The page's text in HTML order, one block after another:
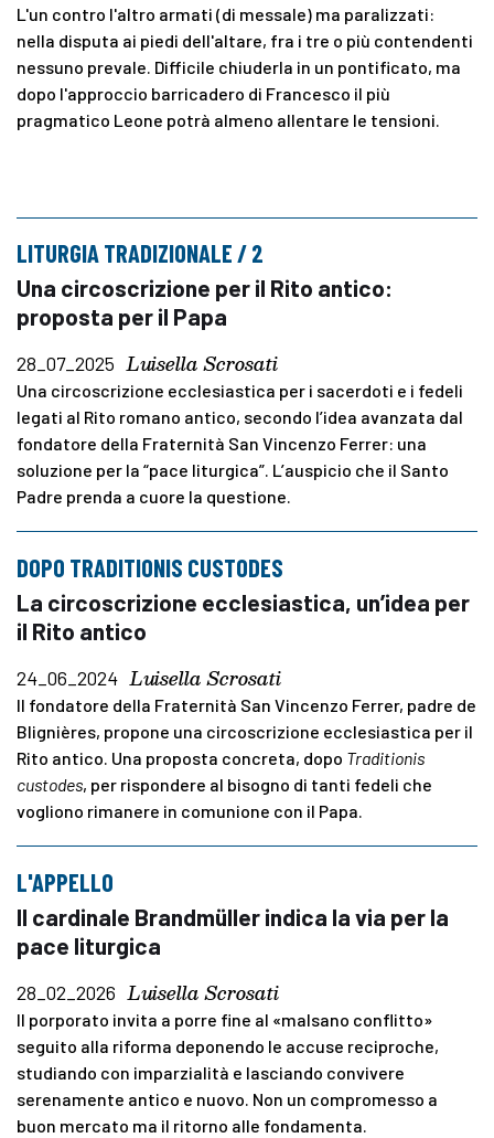
L'un contro l'altro armati (di messale) ma paralizzati:
nella disputa ai piedi dell'altare, fra i tre o più contendenti
nessuno prevale. Difficile chiuderla in un pontificato, ma
dopo l'approccio barricadero di Francesco il più
pragmatico Leone potrà almeno allentare le tensioni.
LITURGIA TRADIZIONALE / 2
Una circoscrizione per il Rito antico:
proposta per il Papa
28_07_2025 Luisella Scrosati
Una circoscrizione ecclesiastica per i sacerdoti e i fedeli
legati al Rito romano antico, secondo l’idea avanzata dal
fondatore della Fraternità San Vincenzo Ferrer: una
soluzione per la “pace liturgica”. L’auspicio che il Santo
Padre prenda a cuore la questione.
DOPO TRADITIONIS CUSTODES
La circoscrizione ecclesiastica, un’idea per
il Rito antico
24_06_2024 Luisella Scrosati
Il fondatore della Fraternità San Vincenzo Ferrer, padre de
Blignières, propone una circoscrizione ecclesiastica per il
Rito antico. Una proposta concreta, dopo Traditionis
custodes, per rispondere al bisogno di tanti fedeli che
vogliono rimanere in comunione con il Papa.
L'APPELLO
Il cardinale Brandmüller indica la via per la
pace liturgica
28_02_2026 Luisella Scrosati
Il porporato invita a porre fine al «malsano conflitto»
seguito alla riforma deponendo le accuse reciproche,
studiando con imparzialità e lasciando convivere
serenamente antico e nuovo. Non un compromesso a
buon mercato ma il ritorno alle fondamenta.